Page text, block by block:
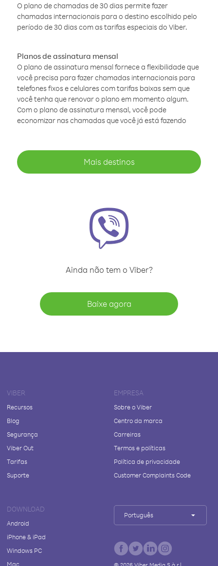
O plano de chamadas de 30 dias permite fazer
chamadas internacionais para o destino escolhido pelo
período de 30 dias com as tarifas especiais do Viber.
Planos de assinatura mensal
O plano de assinatura mensal fornece a flexibilidade que
você precisa para fazer chamadas internacionais para
telefones fixos e celulares com tarifas baixas sem que
você tenha que renovar o plano em momento algum.
Com o plano de assinatura mensal, você pode
economizar nas chamadas que você já está fazendo
Mais destinos
Ainda não tem o Viber?
Baixe agora
VIBER
Recursos
Blog
Segurança
Viber Out
Tarifas
Suporte
EMPRESA
Sobre o Viber
Centro da marca
Carreiras
Termos e políticas
Política de privacidade
Customer Complaints Code
DOWNLOAD
Android
iPhone & iPad
Windows PC
Mac
Português